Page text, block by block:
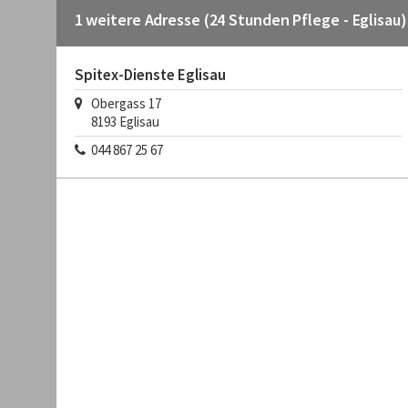
1 weitere Adresse (24 Stunden Pflege - Eglisau)
Spitex-Dienste Eglisau
Obergass 17
8193 Eglisau
044 867 25 67